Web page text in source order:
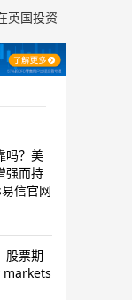
英国投资
吗？美
强而持
信官网
股票期
markets